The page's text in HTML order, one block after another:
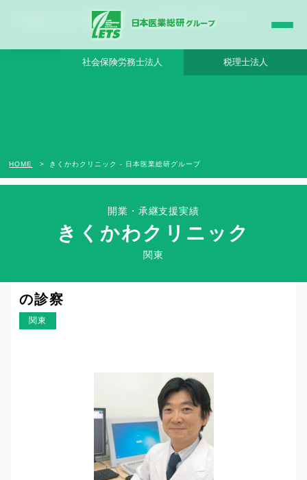
きくかわクリニック - 日本医業総研グループ |日本医業総研｜医院開業・承継・クリニ
ック経営支援・医療モール開発
社会保険労務士法人 税理士法人
開業・承継支援実績
きくかわクリニック
関東
HOME きくかわクリニック - 日本医業総研グループ
Clinic Success Case
の診察
関東